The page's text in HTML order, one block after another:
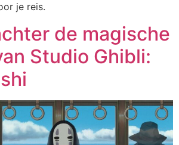
je reis.
de magische
Studio Ghibli: